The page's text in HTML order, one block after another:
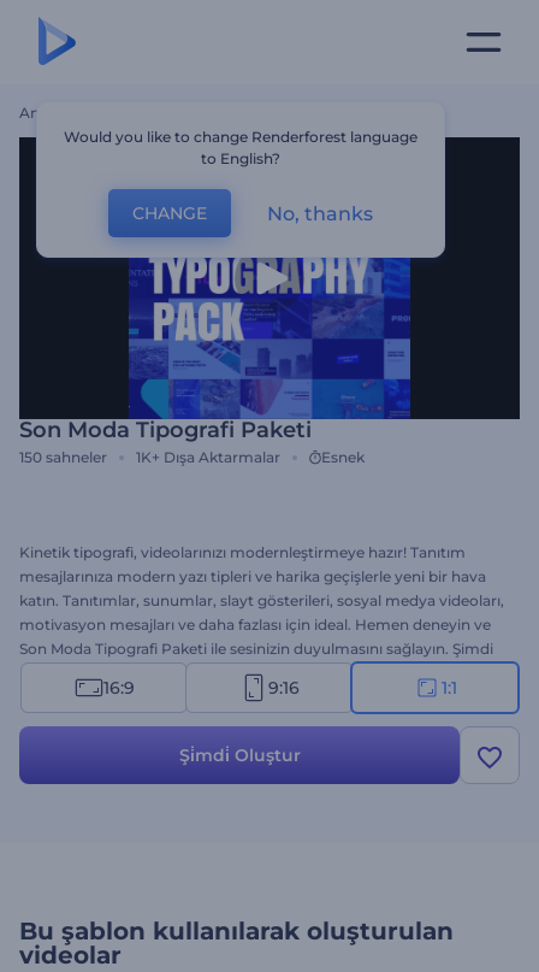
Ana Sayfa
Son Moda Tipografi Paketi
150 sahneler 1K+ Dışa Aktarmalar Esnek
Kinetik tipografi, videolarınızı modernleştirmeye hazır! Tanıtım
mesajlarınıza modern yazı tipleri ve harika geçişlerle yeni bir hava
katın. Tanıtımlar, sunumlar, slayt gösterileri, sosyal medya videoları,
motivasyon mesajları ve daha fazlası için ideal. Hemen deneyin ve
Son Moda Tipografi Paketi ile sesinizin duyulmasını sağlayın. Şimdi
16:9 9:16 1:1
Şi̇mdi̇ Oluştur
Bu şablon kullanılarak oluşturulan
videolar
Would you like to change Renderforest language
to English?
CHANGE No, thanks